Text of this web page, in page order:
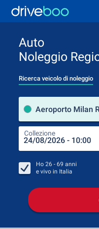
Auto
Noleggio
Ricerca veicolo di noleggio
Collezione
Ho 26 - 69 anni
e vivo in Italia